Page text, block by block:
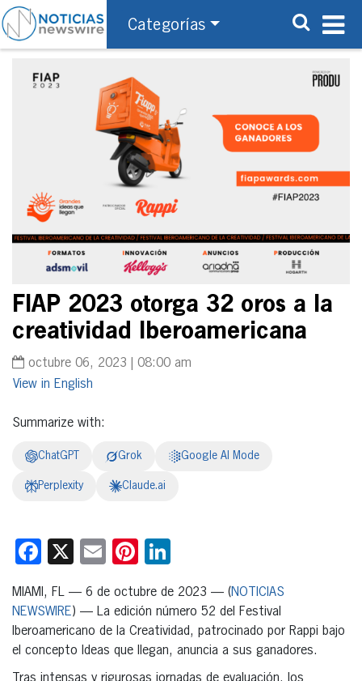
Categorías
FIAP 2023 otorga 32 oros a la
creatividad Iberoamericana
octubre 06, 2023 | 08:00 am
English
Summarize with:
ChatGPT Grok Google AI Mode
Perplexity Claude.ai
Facebook
X EmailPinterest
MIAMI, FL — 6 de octubre de 2023 — (NOTICIAS
NEWSWIRE) — La edición número 52 del Festival
Iberoamericano de la Creatividad, patrocinado por Rappi bajo
el concepto Ideas que llegan, anuncia a sus ganadores.
Tras intensas y rigurosas jornadas de evaluación, los